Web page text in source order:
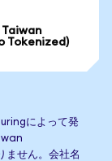
Taiwan
Tokenized)
によって発
せん。会社名